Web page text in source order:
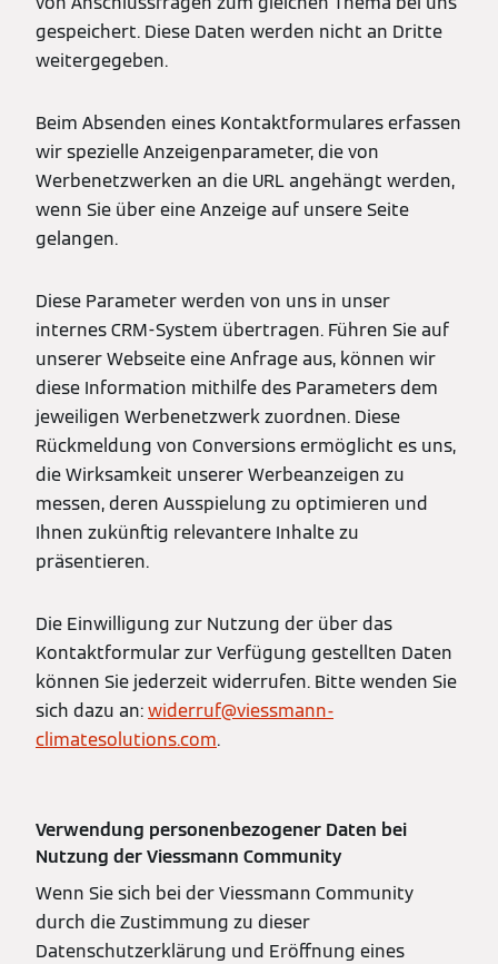
gespeichert. Diese Daten werden nicht an Dritte
weitergegeben.
Beim Absenden eines Kontaktformulares erfassen
wir spezielle Anzeigenparameter, die von
Werbenetzwerken an die URL angehängt werden,
wenn Sie über eine Anzeige auf unsere Seite
gelangen.
Diese Parameter werden von uns in unser
internes CRM-System übertragen. Führen Sie auf
unserer Webseite eine Anfrage aus, können wir
diese Information mithilfe des Parameters dem
jeweiligen Werbenetzwerk zuordnen. Diese
Rückmeldung von Conversions ermöglicht es uns,
die Wirksamkeit unserer Werbeanzeigen zu
messen, deren Ausspielung zu optimieren und
Ihnen zukünftig relevantere Inhalte zu
präsentieren.
Die Einwilligung zur Nutzung der über das
Kontaktformular zur Verfügung gestellten Daten
können Sie jederzeit widerrufen. Bitte wenden Sie
sich dazu an:widerruf@viessmann-
climatesolutions.com.
Verwendung personenbezogener Daten bei
Nutzung der Viessmann Community
Wenn Sie sich bei der Viessmann Community
durch die Zustimmung zu dieser
Datenschutzerklärung und Eröffnung eines